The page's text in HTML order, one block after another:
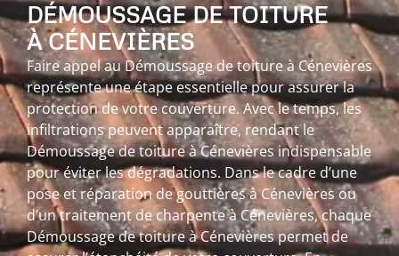
DÉMOUSSAGE DE TOITURE
À CÉNEVIÈRES
Faire appel au Démoussage de toiture à Cénevières
représente une étape essentielle pour assurer la
protection de votre couverture. Avec le temps, les
infiltrations peuvent apparaître, rendant le
Démoussage de toiture à Cénevières indispensable
pour éviter les dégradations. Dans le cadre d’une
pose et réparation de gouttières à Cénevières ou
d’un traitement de charpente à Cénevières, chaque
Démoussage de toiture à Cénevières permet de